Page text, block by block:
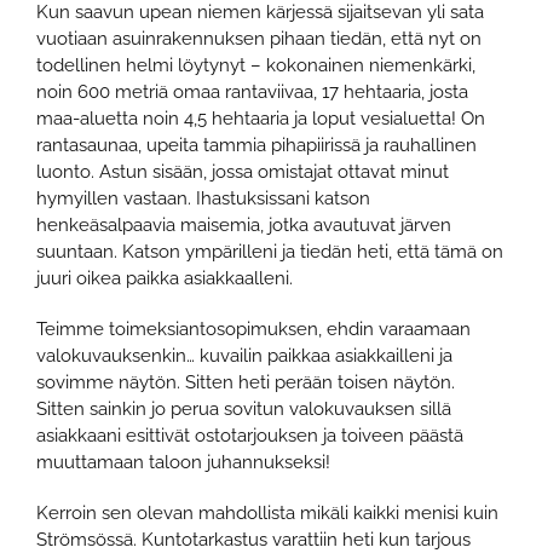
Kun saavun upean niemen kärjessä sijaitsevan yli sata
vuotiaan asuinrakennuksen pihaan tiedän, että nyt on
todellinen helmi löytynyt – kokonainen niemenkärki,
noin 600 metriä omaa rantaviivaa, 17 hehtaaria, josta
maa-aluetta noin 4,5 hehtaaria ja loput vesialuetta! On
rantasaunaa, upeita tammia pihapiirissä ja rauhallinen
luonto. Astun sisään, jossa omistajat ottavat minut
hymyillen vastaan. Ihastuksissani katson
henkeäsalpaavia maisemia, jotka avautuvat järven
suuntaan. Katson ympärilleni ja tiedän heti, että tämä on
juuri oikea paikka asiakkaalleni.
Teimme toimeksiantosopimuksen, ehdin varaamaan
valokuvauksenkin… kuvailin paikkaa asiakkailleni ja
sovimme näytön. Sitten heti perään toisen näytön.
Sitten sainkin jo perua sovitun valokuvauksen sillä
asiakkaani esittivät ostotarjouksen ja toiveen päästä
muuttamaan taloon juhannukseksi!
Kerroin sen olevan mahdollista mikäli kaikki menisi kuin
Strömsössä. Kuntotarkastus varattiin heti kun tarjous